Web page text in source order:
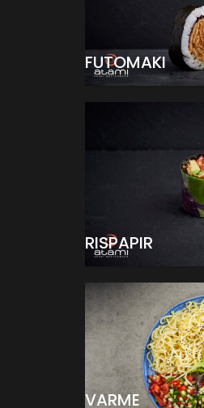
FUTOMAKI
RISPAPIR
VARME